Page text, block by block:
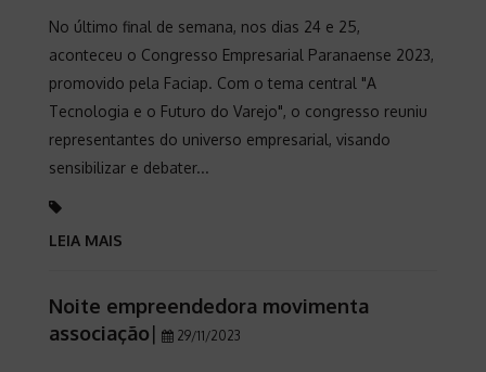
No último final de semana, nos dias 24 e 25,
aconteceu o Congresso Empresarial Paranaense 2023,
promovido pela Faciap. Com o tema central "A
Tecnologia e o Futuro do Varejo", o congresso reuniu
representantes do universo empresarial, visando
sensibilizar e debater...
LEIA MAIS
Noite empreendedora movimenta
associação| 29/11/2023